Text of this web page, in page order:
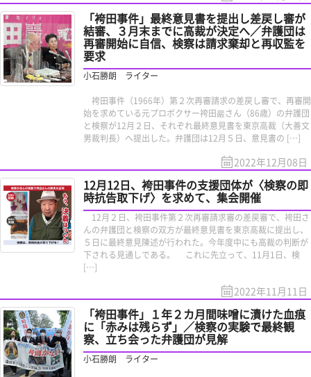
「袴田事件」最終意見書を提出し差戻し審が
結審、３月末までに高裁が決定へ／弁護団は
再審開始に自信、検察は請求棄却と再収監を
要求
小石勝朗 ライター
袴田事件（1966年）第２次再審請求の差戻し審で、再審開
始を求めている元プロボクサー袴田巖さん（86歳）の弁護団
と検察が12月２日、それぞれ最終意見書を東京高裁（大善文
男裁判長）へ提出した。弁護団は12月５日、意見書の […]
2022年12月08日
12月12日、袴田事件の支援団体が〈検察の即
時抗告取下げ〉を求めて、集会開催
12月２日、袴田事件第２次再審請求審の差戻審で、袴田さ
んの弁護団と検察の双方が最終意見書を東京高裁に提出し、
５日に最終意見陳述が行われた。今年度中にも高裁の判断が
下される見通しである。 これに先立って、11月1日、検
[…]
2022年11月11日
「袴田事件」１年２カ月間味噌に漬けた血痕
に「赤みは残らず」／検察の実験で最終観
察、立ち会った弁護団が見解
小石勝朗 ライター